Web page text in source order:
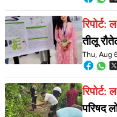
तीलू
Thu, Aug
परिषद